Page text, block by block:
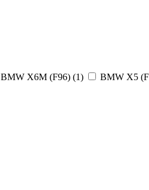
BMW X6M (F96) (1) BMW X5